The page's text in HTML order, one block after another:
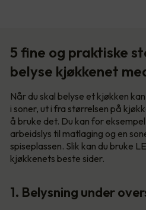
5 fine og praktiske
belyse kjøkkenet
Når du skal belyse et kjøkken
i soner, ut i fra størrelsen på
å bruke det. Du kan for
arbeidslys til matlaging og en
spiseplassen. Slik kan du bruke
kjøkkenets beste sider.
1. Belysning under